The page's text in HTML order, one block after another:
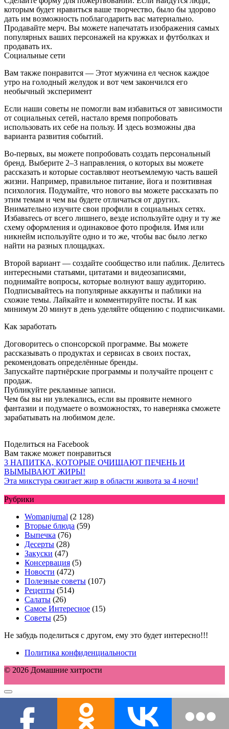
которым будет нравиться ваше творчество, было бы здорово
дать им возможность поблагодарить вас материально.
Продавайте мерч. Вы можете напечатать изображения самых
популярных ваших персонажей на кружках и футболках и
продавать их.
Социальные сети
Вам также понравится — Этот мужчина ел чеснок каждое
утро на голодный желудок и вот чем закончился его
необычный эксперимент
Если наши советы не помогли вам избавиться от зависимости
от социальных сетей, настало время попробовать
использовать их себе на пользу. И здесь возможны два
варианта развития событий.
Во-первых, вы можете попробовать создать персональный
бренд. Выберите 2–3 направления, о которых вы можете
рассказать и которые составляют неотъемлемую часть вашей
жизни. Например, правильное питание, йога и позитивная
психология. Подумайте, что нового вы можете рассказать по
этим темам и чем вы будете отличаться от других.
Внимательно изучите свои профили в социальных сетях.
Избавьтесь от всего лишнего, везде используйте одну и ту же
схему оформления и одинаковое фото профиля. Имя или
никнейм используйте одно и то же, чтобы вас было легко
найти на разных площадках.
Второй вариант — создайте сообщество или паблик. Делитесь
интересными статьями, цитатами и видеозаписями,
поднимайте вопросы, которые волнуют вашу аудиторию.
Подписывайтесь на популярные аккаунты и паблики на
схожие темы. Лайкайте и комментируйте посты. И как
минимум 20 минут в день уделяйте общению с подписчиками.
Как заработать
Договоритесь о спонсорской программе. Вы можете
рассказывать о продуктах и сервисах в своих постах,
рекомендовать определённые бренды.
Запускайте партнёрские программы и получайте процент с
продаж.
Публикуйте рекламные записи.
Чем бы вы ни увлекались, если вы проявите немного
фантазии и подумаете о возможностях, то наверняка сможете
зарабатывать на любимом деле.
Поделиться на Facebook
Вам также может понравиться
3 НАПИТКА, КОТОРЫЕ ОЧИЩАЮТ ПЕЧЕНЬ И
ВЫМЫВАЮТ ЖИРЫ!
Эта микстура сжигает жир в области живота за 4 ночи!
Рубрики
Womanjurnal (2 128)
Вторые блюда (59)
Выпечка (76)
Десерты (28)
Закуски (47)
Консервация (5)
Новости (472)
Полезные советы (107)
Рецепты (514)
Салаты (26)
Самое Интересное (15)
Советы (25)
Не забудь поделиться с другом, ему это будет интересно!!!
Политика конфиденциальности
© 2026 Домашние хитрости
Этот сайт использует cookie для хранения данных. Продолжая
использовать сайт, Вы даете свое согласие на работу с этими файлами.